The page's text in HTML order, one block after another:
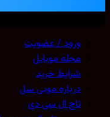
ورود / عضویت
مجله موبایل
شرایط خرید
درباره موبی سل
تاچ ال سی دی